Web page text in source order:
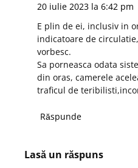
20 iulie 2023 la 6:42 pm
E plin de ei, inclusiv in
indicatoare de
vorbesc.
Sa porneasca odata
din oras, camerele
traficul de
Răspunde
Lasă un răspuns